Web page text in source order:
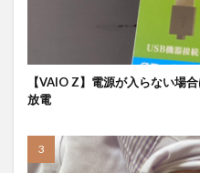
【VAIO Z】電源が入らない場
放電